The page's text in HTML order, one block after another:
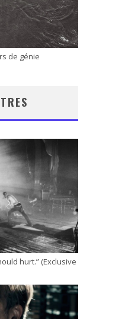
de génie
hurt.” (Exclusive